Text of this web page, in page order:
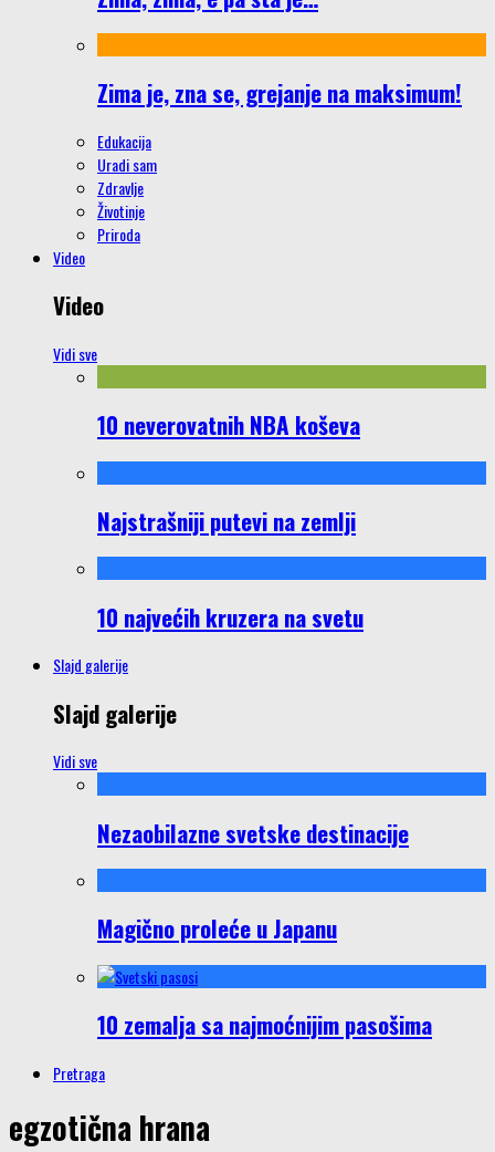
Zima je, zna se, grejanje na maksimum!
Edukacija
Uradi sam
Zdravlje
Životinje
Priroda
Video
Video
Vidi sve
10 neverovatnih NBA koševa
Najstrašniji putevi na zemlji
10 najvećih kruzera na svetu
Slajd galerije
Slajd galerije
Vidi sve
Nezaobilazne svetske destinacije
Magično proleće u Japanu
10 zemalja sa najmoćnijim pasošima
Pretraga
egzotična hrana